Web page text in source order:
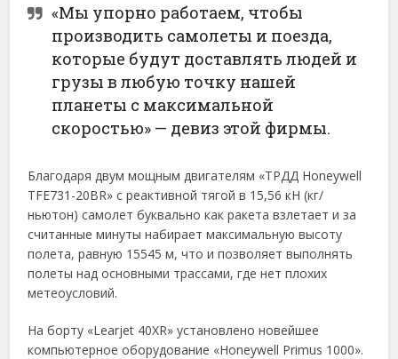
«Мы упорно работаем, чтобы
производить самолеты и поезда,
которые будут доставлять людей и
грузы в любую точку нашей
планеты с максимальной
скоростью» — девиз этой фирмы.
Благодаря двум мощным двигателям «ТРДД Honeywell
TFE731-20BR» с реактивной тягой в 15,56 кН (кг/
ньютон) самолет буквально как ракета взлетает и за
считанные минуты набирает максимальную высоту
полета, равную 15545 м, что и позволяет выполнять
полеты над основными трассами, где нет плохих
метеоусловий.
На борту «Learjet 40XR» установлено новейшее
компьютерное оборудование «Honeywell Primus 1000».